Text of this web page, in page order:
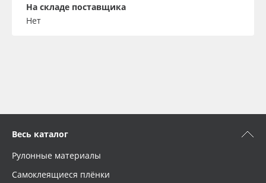
На складе поставщика
Нет
Весь каталог
Рулонные материалы
Самоклеящиеся плёнки